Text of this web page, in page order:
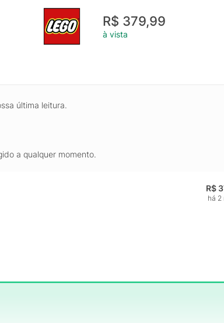
R$ 379,99
à vista
última leitura.
a qualquer momento.
R$
há 2